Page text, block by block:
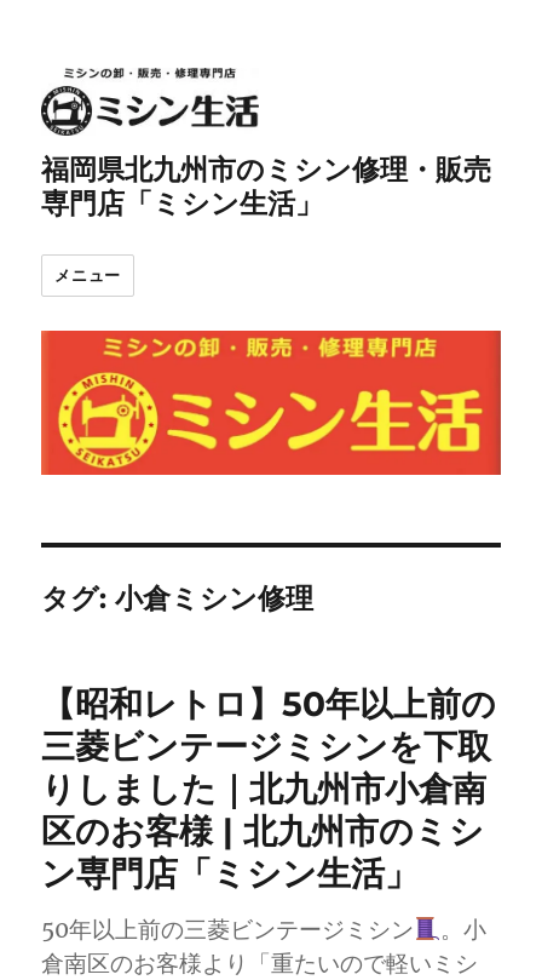
福岡県北九州市のミシン修理・販売
専門店「ミシン生活」
メニュー
タグ:小倉ミシン修理
【昭和レトロ】50年以上前の
三菱ビンテージミシンを下取
りしました｜北九州市小倉南
区のお客様 | 北九州市のミシ
ン専門店「ミシン生活」
50年以上前の三菱ビンテージミシン
。小
倉南区のお客様より「重たいので軽いミシ